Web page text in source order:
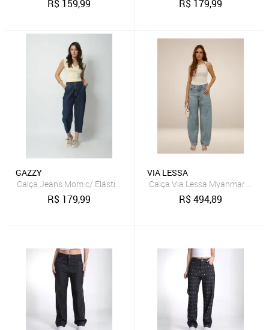
R$ 159,99 R$ 179,99
GAZZY
Calça Jeans Mom c/ Elástico 44 Gazzy
R$ 179,99
VIA LESSA
Calça Via Lessa Myanmar
R$494,89